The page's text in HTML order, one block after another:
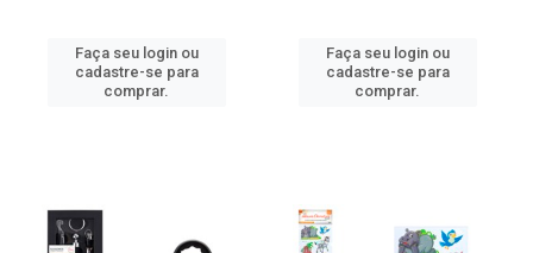
Faça seu login ou
cadastre-se para
comprar.
Faça seu login ou
cadastre-se para
comprar.